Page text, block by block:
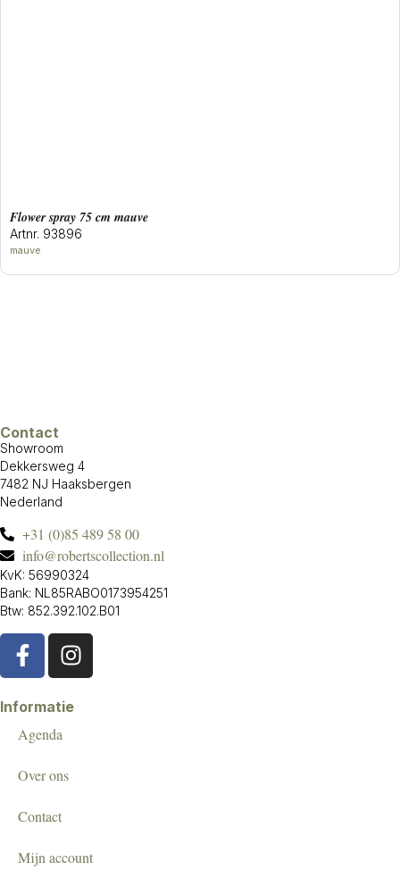
flower spray 75 cm mauve
Artnr. 93896
mauve
Contact
Showroom
Dekkersweg 4
7482 NJ Haaksbergen
Nederland
+31 (0)85 489 58 00
info@robertscollection.nl
KvK: 56990324
Bank: NL85RABO0173954251
Btw: 852.392.102.B01
Informatie
Agenda
Over ons
Contact
Mijn account